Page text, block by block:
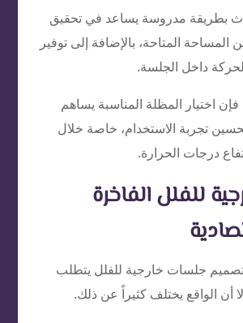
بطريقة مدروسة يساعد في تحقيق
المساحة المتاحة، بالإضافة إلى توفير
داخل الجلسة.
اختيار المظلة المناسبة يساهم
تجربة الاستخدام، خاصة خلال
درجات الحرارة.
للفلل الفاخرة
جلسات خارجية للفلل يتطلب
أن الواقع يختلف كثيراً عن ذلك.